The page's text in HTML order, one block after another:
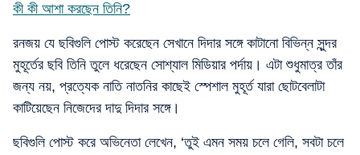
কী কী আশা করছেন তিনি?
রনজয় যে ছবিগুলি পোস্ট করেছেন সেখানে দিদার সঙ্গে কাটানো বিভিন্ন সুন্দর
মুহূর্তের ছবি তিনি তুলে ধরেছেন সোশ্যাল মিডিয়ার পর্দায়। এটা শুধুমাত্র তাঁর
জন্য নয়, প্রত্যেক নাতি নাতনির কাছেই স্পেশাল মুহূর্ত যারা ছোটবেলাটা
কাটিয়েছেন নিজেদের দাদু দিদার সঙ্গে।
ছবিগুলি পোস্ট করে অভিনেতা লেখেন, ‘তুই এমন সময় চলে গেলি, সবটা চলে